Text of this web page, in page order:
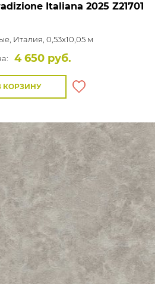
Italiana 2025 Z21701
Италия, 0,53x10,05 м
4 650 руб.
КОРЗИНУ